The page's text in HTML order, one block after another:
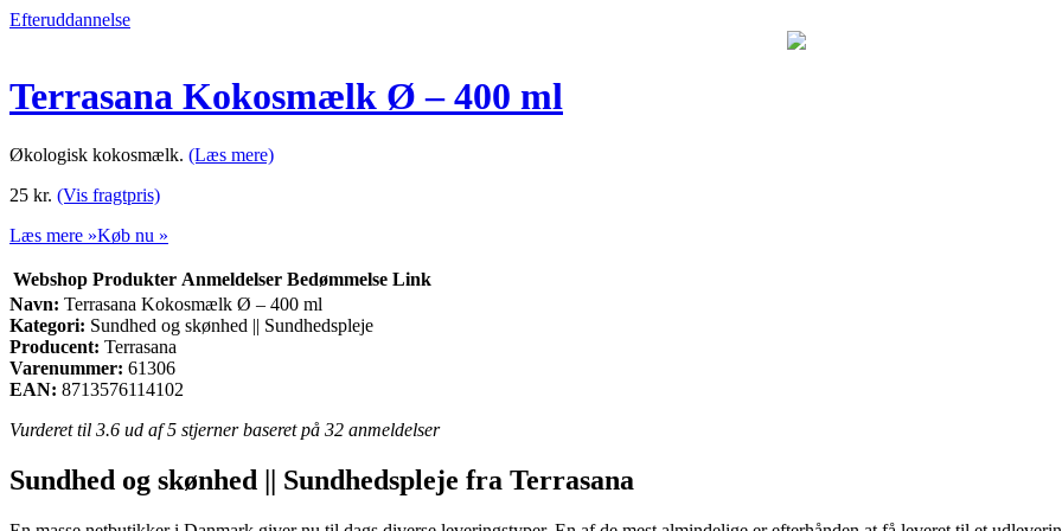
Efteruddannelse
Terrasana Kokosmælk Ø – 400 ml
Økologisk kokosmælk. (Læs mere)
25 kr. (Vis fragtpris)
Læs mere »Køb nu »
Webshop Produkter Anmeldelser Bedømmelse Link
Navn: Terrasana Kokosmælk Ø – 400 ml
Kategori: Sundhed og skønhed || Sundhedspleje
Producent: Terrasana
Varenummer: 61306
EAN: 8713576114102
Vurderet til 3.6 ud af 5 stjerner baseret på 32 anmeldelser
Sundhed og skønhed || Sundhedspleje fra Terrasana